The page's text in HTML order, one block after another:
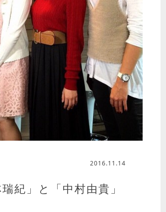
紀」と「中村由貴」
2016.11.14